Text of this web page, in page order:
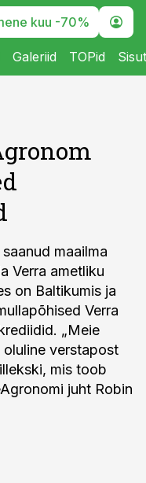
kuu -70%
Galeriid TOPid
maailma
Verra ametliku
on Baltikumis ja
Verra
„Meie
verstapost
mis toob
juht Robin